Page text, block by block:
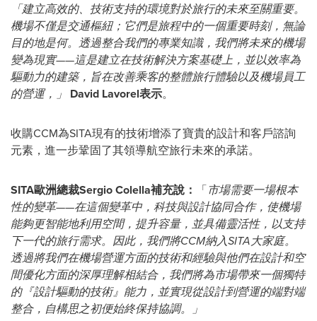
「建立高效的、技術支持的環境對於旅行的未來至關重要。
機場不僅是交通樞紐；它們是旅程中的一個重要時刻，無論
目的地是何。透過整合我們的專業知識，我們將未來的機場
變為現實——這是建立在技術解決方案基礎上，並以效率為
驅動力的建築，旨在改善乘客的整體旅行體驗以及機場員工
的營運，」 David Lavorel表示。
收購CCM為SITA現有的技術增添了寶貴的設計和客戶諮詢
元素，進一步鞏固了其領導航空旅行未來的承諾。
SITA歐洲總裁Sergio Colella補充說： 「市場需要一場根本
性的變革——在這個變革中，科技與設計協同合作，使機場
能夠更智能地利用空間，提升容量，並具備靈活性，以支持
下一代的旅行需求。因此，我們將CCM納入SITA大家庭。
透過將我們在機場營運方面的技術和經驗與他們在設計和空
間優化方面的深厚理解相結合，我們將為市場帶來一個獨特
的『設計驅動的技術』能力，並實現從設計到營運的端對端
整合，自構思之初便始終保持協調。」